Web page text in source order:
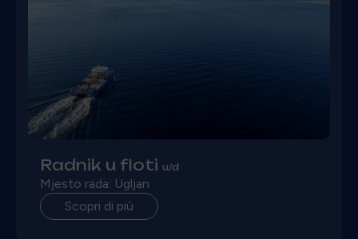
Radnik u floti u/d
Mjesto rada: Ugljan
Scopri di più